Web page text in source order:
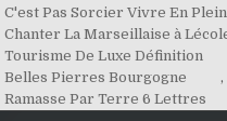
C'est Pas Sorcier Vivre En
Chanter La Marseillaise à
Tourisme De Luxe Définition
Belles Pierres Bourgogne
,
Ramasse Par Terre 6 Lettres